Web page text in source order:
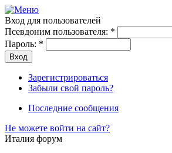
Вход для пользователей
Псевдоним пользователя: *
Пароль: *
Зарегистрироваться
Забыли свой пароль?
Последние сообщения
Не можете войти на сайт?
Италия форум